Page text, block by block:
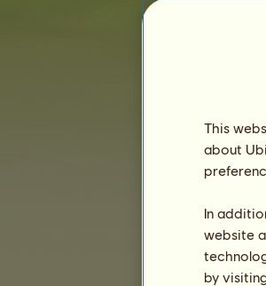
This
about
In
website
by